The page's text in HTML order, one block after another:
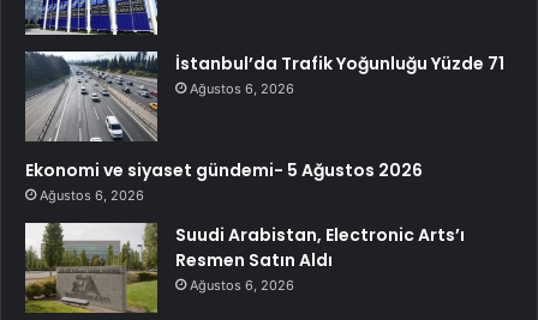
İstanbul’da Trafik Yoğunluğu Yüzde 71
Ağustos 6, 2026
Ekonomi ve siyaset gündemi- 5 Ağustos 2026
Ağustos 6, 2026
Suudi Arabistan, Electronic Arts’ı
Resmen Satın Aldı
Ağustos 6, 2026